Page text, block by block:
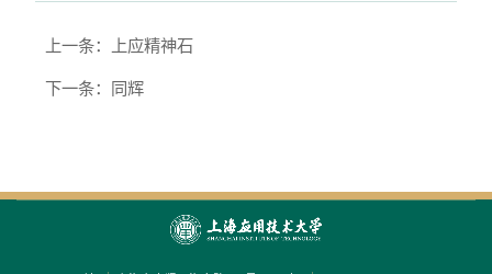
上一条：上应精神石
下一条：同辉